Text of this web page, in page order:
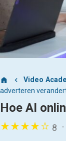
Video
adverteren
Hoe AI
8